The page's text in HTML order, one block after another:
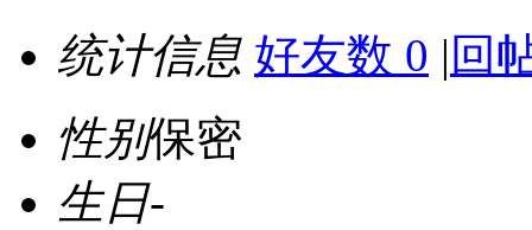
统计信息 好友数 0 | 回
性别保密
生日-